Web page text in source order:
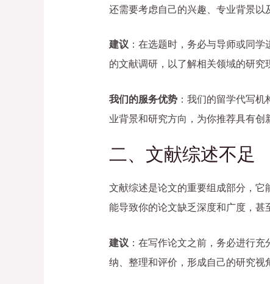
还需要考虑自己的兴趣、专业背景以
建议 ：在选题时，务必与导师或同
的文献调研，以了解相关领域的研究
我们的服务优势：我们的留学代写机
业背景和研究方向，为你推荐具有创
二、文献综述不足
文献综述是论文的重要组成部分，
能导致你的论文缺乏深度和广度，甚
建议 ：在写作论文之前，务必进行
纳、整理和评价，形成自己的研究视